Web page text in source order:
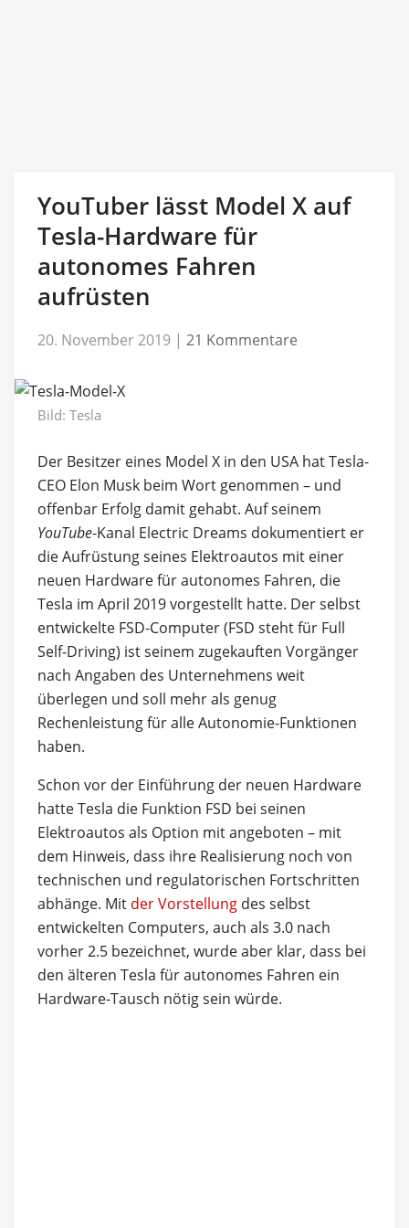
YouTuber lässt Model X auf
Tesla-Hardware für
autonomes Fahren
aufrüsten
20. November 2019 | 21 Kommentare
Bild: Tesla
Der Besitzer eines Model X in den USA hat Tesla-
CEO Elon Musk beim Wort genommen – und
offenbar Erfolg damit gehabt. Auf seinem
YouTube-Kanal Electric Dreams dokumentiert er
die Aufrüstung seines Elektroautos mit einer
neuen Hardware für autonomes Fahren, die
Tesla im April 2019 vorgestellt hatte. Der selbst
entwickelte FSD-Computer (FSD steht für Full
Self-Driving) ist seinem zugekauften Vorgänger
nach Angaben des Unternehmens weit
überlegen und soll mehr als genug
Rechenleistung für alle Autonomie-Funktionen
haben.
Schon vor der Einführung der neuen Hardware
hatte Tesla die Funktion FSD bei seinen
Elektroautos als Option mit angeboten – mit
dem Hinweis, dass ihre Realisierung noch von
technischen und regulatorischen Fortschritten
abhänge. Mit der Vorstellungdes selbst
entwickelten Computers, auch als 3.0 nach
vorher 2.5 bezeichnet, wurde aber klar, dass bei
den älteren Tesla für autonomes Fahren ein
Hardware-Tausch nötig sein würde.